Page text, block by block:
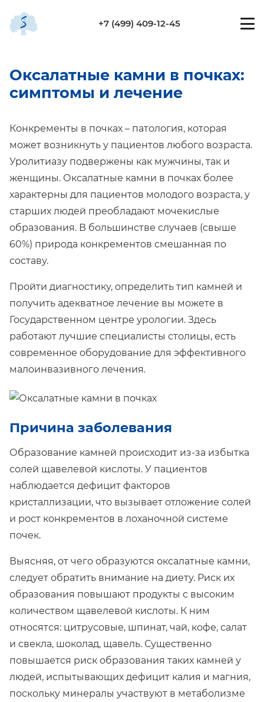
+7 (499) 409-12-45
Оксалатные камни в почках:
симптомы и лечение
Конкременты в почках – патология, которая
может возникнуть у пациентов любого возраста.
Уролитиазу подвержены как мужчины, так и
женщины. Оксалатные камни в почках более
характерны для пациентов молодого возраста, у
старших людей преобладают мочекислые
образования. В большинстве случаев (свыше
60%) природа конкрементов смешанная по
составу.
Пройти диагностику, определить тип камней и
получить адекватное лечение вы можете в
Государственном центре урологии. Здесь
работают лучшие специалисты столицы, есть
современное оборудование для эффективного
малоинвазивного лечения.
Причина заболевания
Образование камней происходит из-за избытка
солей щавелевой кислоты. У пациентов
наблюдается дефицит факторов
кристаллизации, что вызывает отложение солей
и рост конкрементов в лоханочной системе
почек.
Выясняя, от чего образуются оксалатные камни,
следует обратить внимание на диету. Риск их
образования повышают продукты с высоким
количеством щавелевой кислоты. К ним
относятся: цитрусовые, шпинат, чай, кофе, салат
и свекла, шоколад, щавель. Существенно
повышается риск образования таких камней у
людей, испытывающих дефицит калия и магния,
поскольку минералы участвуют в метаболизме